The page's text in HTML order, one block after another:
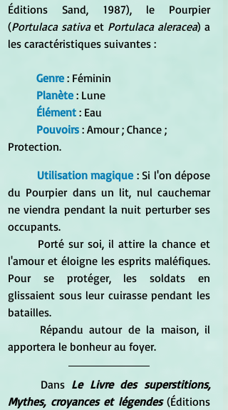
Éditions Sand, 1987), le Pourpier
(Portulaca sativa et Portulaca aleracea) a
les caractéristiques suivantes :
	Genre
: Féminin
	Planète
: Lune
Élément : Eau
Pouvoirs : Amour ; Chance ;
Protection.
Utilisation magique : Si l'on dépose
du Pourpier dans un lit, nul cauchemar
ne viendra pendant la nuit perturber ses
occupants.
l'amour et éloigne les esprits maléfiques.
Pour se protéger, les soldats en
glissaient sous leur cuirasse pendant les
batailles.
apportera le bonheur au foyer.
Dans Le Livre des superstitions,
Mythes, croyances et légendes (Éditions